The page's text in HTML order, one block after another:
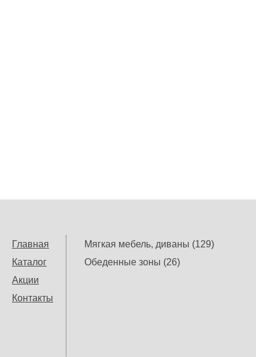
Главная
Каталог
Акции
Контакты
Мягкая мебель, диваны (129)
Обеденные зоны (26)